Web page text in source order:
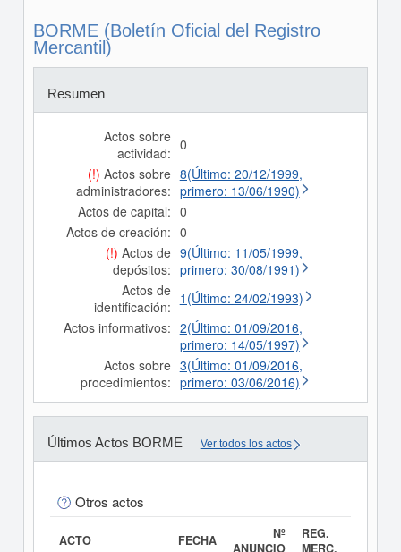
BORME (Boletín Oficial del Registro
Mercantil)
Resumen
Actos sobre
actividad: 0
(!) Actos sobre
administradores:
8(Último: 20/12/1999,
primero: 13/06/1990)
Actos de capital: 0
Actos de creación: 0
(!) Actos de
depósitos:
9(Último: 11/05/1999,
primero: 30/08/1991)
Actos de
identificación: 1(Último: 24/02/1993)
Actos informativos: 2(Último: 01/09/2016,
primero: 14/05/1997)
Actos sobre
procedimientos:
3(Último: 01/09/2016,
primero: 03/06/2016)
Últimos Actos BORME Ver todos los actos
Otros actos
ACTO FECHA
Nº
ANUNCIO
REG.
MERC.